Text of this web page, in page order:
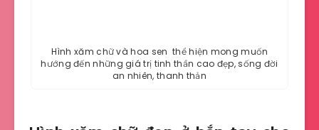
Hình xăm chữ và hoa sen thể hiện mong muốn
hướng đến những giá trị tinh thần cao đẹp, sống đời
an nhiên, thanh thản